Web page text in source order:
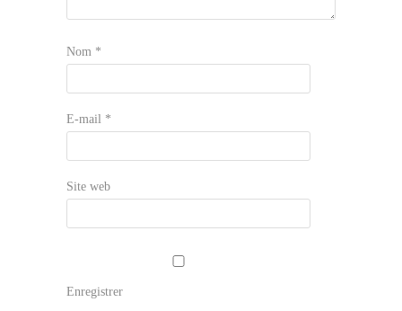
Nom *
E-mail *
Site web
Enregistrer